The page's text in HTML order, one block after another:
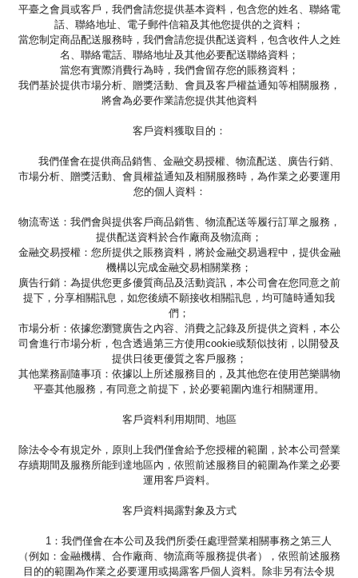
平臺之會員或客戶，我們會請您提供基本資料，包含您的姓名、聯絡電
話、聯絡地址、電子郵件信箱及其他您提供的之資料；
當您制定商品配送服務時，我們會請您提供配送資料，包含收件人之姓
名、聯絡電話、聯絡地址及其他必要配送聯絡資料；
當您有實際消費行為時，我們會留存您的賬務資料；
我們基於提供市場分析、贈獎活動、會員及客戶權益通知等相關服務，
將會為必要作業請您提供其他資料
客戶資料獲取目的：
我們僅會在提供商品銷售、金融交易授權、物流配送、廣告行銷、
市場分析、贈獎活動、會員權益通知及相關服務時，為作業之必要運用
您的個人資料：
物流寄送：我們會與提供客戶商品銷售、物流配送等履行訂單之服務，
提供配送資料於合作廠商及物流商；
金融交易授權：您所提供之賬務資料，將於金融交易過程中，提供金融
機構以完成金融交易相關業務；
廣告行銷：為提供您更多優質商品及活動資訊，本公司會在您同意之前
提下，分享相關訊息，如您後續不願接收相關訊息，均可隨時通知我
們；
市場分析：依據您瀏覽廣告之內容、消費之記錄及所提供之資料，本公
司會進行市場分析，包含透過第三方使用cookie或類似技術，以開發及
提供日後更優質之客戶服務；
其他業務副隨事項：依據以上所述服務目的，及其他您在使用芭樂購物
平臺其他服務，有同意之前提下，於必要範圍內進行相關運用。
客戶資料利用期間、地區
除法令令有規定外，原則上我們僅會給予您授權的範圍，於本公司營業
存續期間及服務所能到達地區內，依照前述服務目的範圍為作業之必要
運用客戶資料。
客戶資料揭露對象及方式
1：我們僅會在本公司及我們所委任處理營業相關事務之第三人
（例如：金融機構、合作廠商、物流商等服務提供者），依照前述服務
目的的範圍為作業之必要運用或揭露客戶個人資料。除非另有法令規